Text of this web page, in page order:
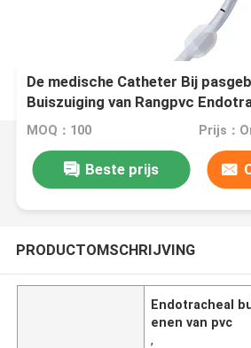
De medische Catheter Bij
Buiszuiging van Rangpvc
Manchet
MOQ：100 Prijs：
Beste prijs
PRODUCTOMSCHRIJVING
Endotracheal
enen van pvc
,